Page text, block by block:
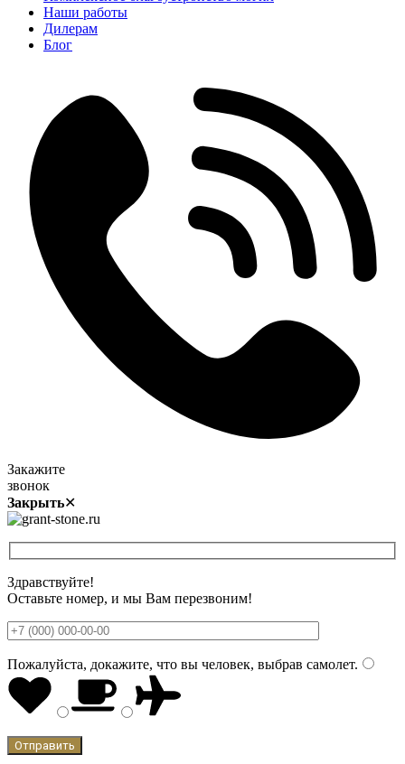
Наши работы
Дилерам
Блог
Закажите
звонок
Закрыть✕
Здравствуйте!
Оставьте номер, и мы Вам перезвоним!
Пожалуйста, докажите, что вы человек, выбрав самолет.